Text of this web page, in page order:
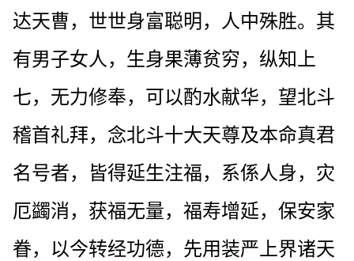
达天曹，世世身富聪明，人中殊胜。其
有男子女人，生身果薄贫穷，纵知上
七，无力修奉，可以酌水献华，望北斗
稽首礼拜，念北斗十大天尊及本命真君
名号者，皆得延生注福，系係人身，灾
厄蠲消，获福无量，福寿增延，保安家
眷，以今转经功德，先用装严上界诸天